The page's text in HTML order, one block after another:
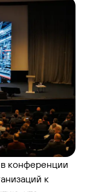
конференции
к